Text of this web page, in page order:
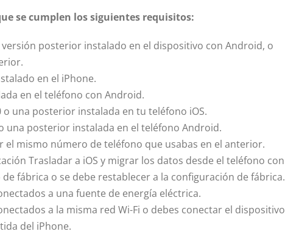
se cumplen los siguientes requisitos:
versión posterior instalado en el dispositivo con Android, o
en el iPhone.
en el teléfono con Android.
o una posterior instalada en tu teléfono iOS.
una posterior instalada en el teléfono Android.
el mismo número de teléfono que usabas en el anterior.
Trasladar a iOS y migrar los datos desde el teléfono con
fábrica o se debe restablecer a la configuración de fábrica.
a una fuente de energía eléctrica.
a la misma red Wi-Fi o debes conectar el dispositivo
del iPhone.